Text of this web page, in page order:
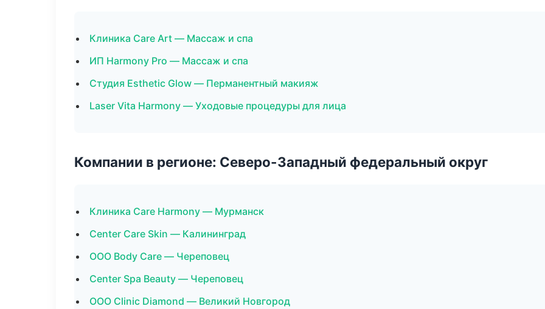
Клиника Care Art — Массаж и спа
ИП Harmony Pro — Массаж и спа
Студия Esthetic Glow — Перманентный макияж
Laser Vita Harmony — Уходовые процедуры для лица
Компании в регионе: Северо-Западный федеральный округ
Клиника Care Harmony — Мурманск
Center Care Skin — Калининград
ООО Body Care — Череповец
Center Spa Beauty — Череповец
ООО Clinic Diamond — Великий Новгород